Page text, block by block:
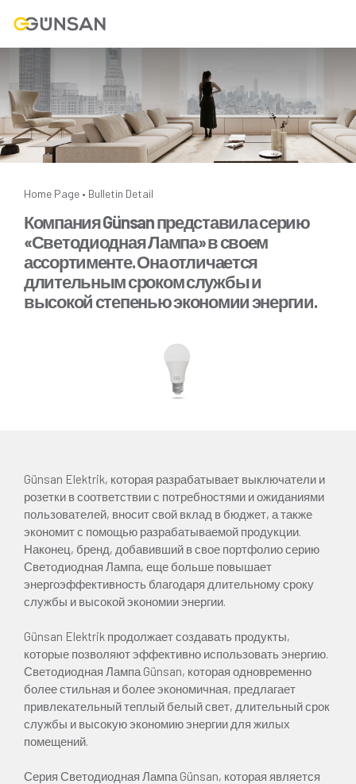
Home Page • Bulletin Detail
Компания Günsan представила серию
«Светодиодная Лампа» в своем
ассортименте. Она отличается
длительным сроком службы и
высокой степенью экономии энергии.
Günsan Elektrik, которая разрабатывает выключатели и
розетки в соответствии с потребностями и ожиданиями
пользователей, вносит свой вклад в бюджет, а также
экономит с помощью разрабатываемой продукции.
Наконец, бренд, добавивший в свое портфолио серию
Светодиодная Лампа, еще больше повышает
энергоэффективность благодаря длительному сроку
службы и высокой экономии энергии.
Günsan Elektrik продолжает создавать продукты,
которые позволяют эффективно использовать энергию.
Светодиодная Лампа Günsan, которая одновременно
более стильная и более экономичная, предлагает
привлекательный теплый белый свет, длительный срок
службы и высокую экономию энергии для жилых
помещений.
Серия Светодиодная Лампа Günsan, которая является